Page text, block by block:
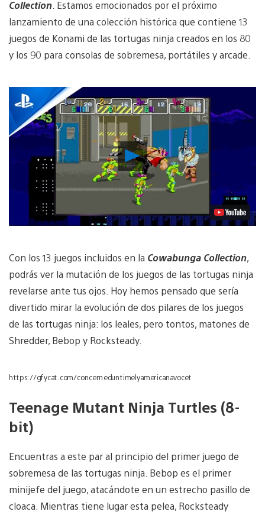
Collection . Estamos emocionados por el próximo
lanzamiento de una colección histórica que contiene 13
juegos de Konami de las tortugas ninja creados en los 80
y los 90 para consolas de sobremesa, portátiles y arcade.
Reproducir
vídeo
Con los 13 juegos incluidos en la Cowabunga Collection,
podrás ver la mutación de los juegos de las tortugas ninja
revelarse ante tus ojos. Hoy hemos pensado que sería
divertido mirar la evolución de dos pilares de los juegos
de las tortugas ninja: los leales, pero tontos, matones de
Shredder, Bebop y Rocksteady.
https://gfycat.com/concerneduntimelyamericanavocet
Teenage Mutant Ninja Turtles (8-
bit)
Encuentras a este par al principio del primer juego de
sobremesa de las tortugas ninja. Bebop es el primer
minijefe del juego, atacándote en un estrecho pasillo de
cloaca. Mientras tiene lugar esta pelea, Rocksteady